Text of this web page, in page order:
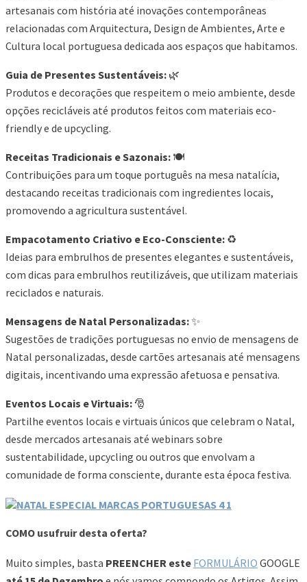
artesanais com história até inovações contemporâneas
relacionadas com Arquitectura, Design de Ambientes, Arte e
Cultura local portuguesa dedicada aos espaços que habitamos.
Guia de Presentes Sustentáveis: 🌿
Produtos e decorações que respeitem o meio ambiente, desde
opções recicláveis até produtos feitos com materiais eco-
friendly e de upcycling.
Receitas Tradicionais e Sazonais: 🍽️
Contribuições para um toque português na mesa natalícia,
destacando receitas tradicionais com ingredientes locais,
promovendo a agricultura sustentável.
Empacotamento Criativo e Eco-Consciente: ♻️
Ideias para embrulhos de presentes elegantes e sustentáveis,
com dicas para embrulhos reutilizáveis, que utilizam materiais
reciclados e naturais.
Mensagens de Natal Personalizadas:✨
Sugestões de tradições portuguesas no envio de mensagens de
Natal personalizadas, desde cartões artesanais até mensagens
digitais, incentivando uma expressão afetuosa e pensativa.
Eventos Locais e Virtuais: 🎅
Partilhe eventos locais e virtuais únicos que celebram o Natal,
desde mercados artesanais até webinars sobre
sustentabilidade, upcycling ou outros que envolvam a
comunidade de forma consciente, durante esta época festiva.
COMO usufruir desta oferta?
Muito simples, basta PREENCHER este FORMULÁRIO GOOGLE